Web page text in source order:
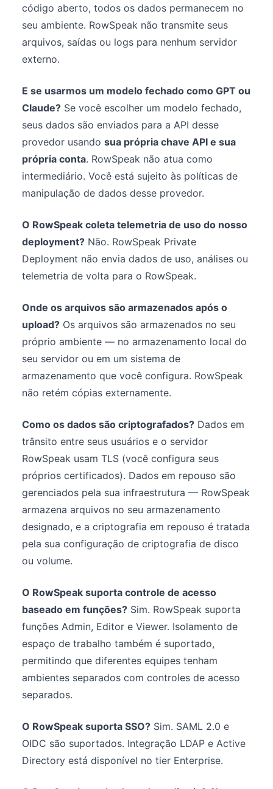
código aberto, todos os dados permanecem no
seu ambiente. RowSpeak não transmite seus
arquivos, saídas ou logs para nenhum servidor
externo.
E se usarmos um modelo fechado como GPT ou
Claude? Se você escolher um modelo fechado,
seus dados são enviados para a API desse
provedor usando sua própria chave API e sua
própria conta. RowSpeak não atua como
intermediário. Você está sujeito às políticas de
manipulação de dados desse provedor.
O RowSpeak coleta telemetria de uso do nosso
deployment? Não. RowSpeak Private
Deployment não envia dados de uso, análises ou
telemetria de volta para o RowSpeak.
Onde os arquivos são armazenados após o
upload? Os arquivos são armazenados no seu
próprio ambiente — no armazenamento local do
seu servidor ou em um sistema de
armazenamento que você configura. RowSpeak
não retém cópias externamente.
Como os dados são criptografados? Dados em
trânsito entre seus usuários e o servidor
RowSpeak usam TLS (você configura seus
próprios certificados). Dados em repouso são
gerenciados pela sua infraestrutura — RowSpeak
armazena arquivos no seu armazenamento
designado, e a criptografia em repouso é tratada
pela sua configuração de criptografia de disco
ou volume.
O RowSpeak suporta controle de acesso
baseado em funções? Sim. RowSpeak suporta
funções Admin, Editor e Viewer. Isolamento de
espaço de trabalho também é suportado,
permitindo que diferentes equipes tenham
ambientes separados com controles de acesso
separados.
O RowSpeak suporta SSO? Sim. SAML 2.0 e
OIDC são suportados. Integração LDAP e Active
Directory está disponível no tier Enterprise.